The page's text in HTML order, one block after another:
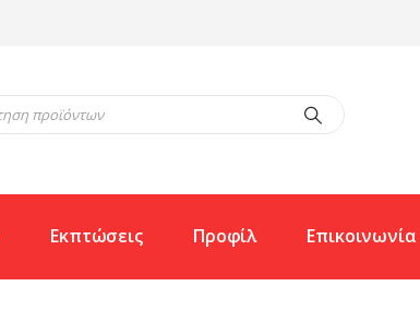
Εκπτώσεις Προφίλ Επικοινωνία